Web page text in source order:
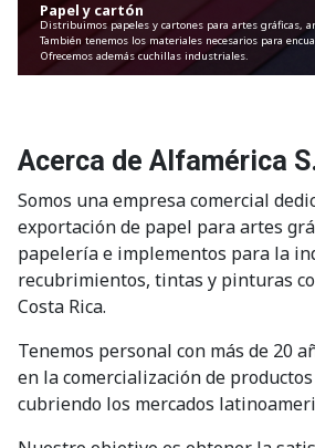
Papel y cartón
Distribuimos papeles y cartones para artes gráficas,
También tenemos los materiales necesarios para
Ofrecemos además cuchillas industriales.
Acerca de Alfamérica
Somos una empresa comercial
exportación de papel para artes
papelería e implementos para la
recubrimientos, tintas y pinturas
Costa Rica.
Tenemos personal con más de 20
en la comercialización de
cubriendo los mercados